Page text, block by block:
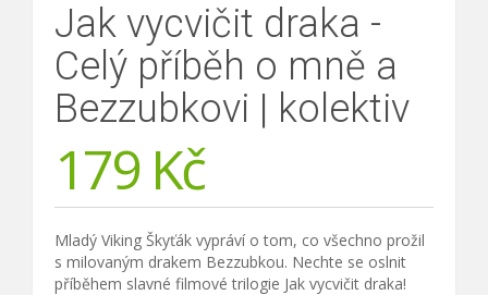
Jak vycvičit draka -
Celý příběh o mně a
Bezzubkovi | kolektiv
179Kč
Mladý Viking Škyťák vypráví o tom, co všechno prožil
s milovaným drakem Bezzubkou. Nechte se oslnit
příběhem slavné filmové trilogie Jak vycvičit draka!